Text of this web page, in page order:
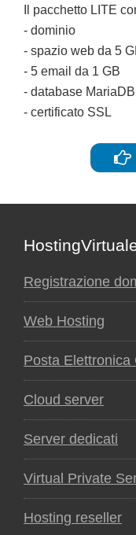
Il pacchetto LITE
- dominio
- spazio web da 5
- 5 email da 1 GB
- database MariaDB
- certificato SSL
Footer
Registrazione
Web Hosting
Posta Elettronica
Cloud server
Server dedicati
Virtual Private
Hosting reseller